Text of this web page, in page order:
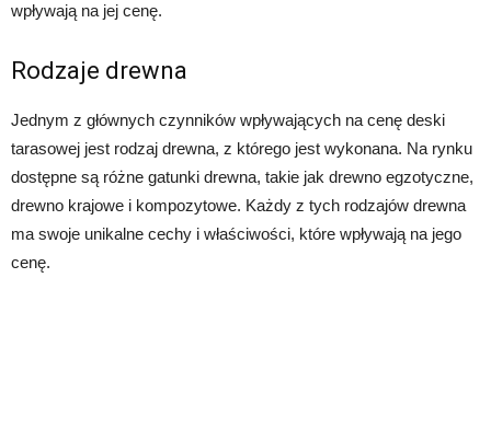
wpływają na jej cenę.
Rodzaje drewna
Jednym z głównych czynników wpływających na cenę deski
tarasowej jest rodzaj drewna, z którego jest wykonana. Na rynku
dostępne są różne gatunki drewna, takie jak drewno egzotyczne,
drewno krajowe i kompozytowe. Każdy z tych rodzajów drewna
ma swoje unikalne cechy i właściwości, które wpływają na jego
cenę.